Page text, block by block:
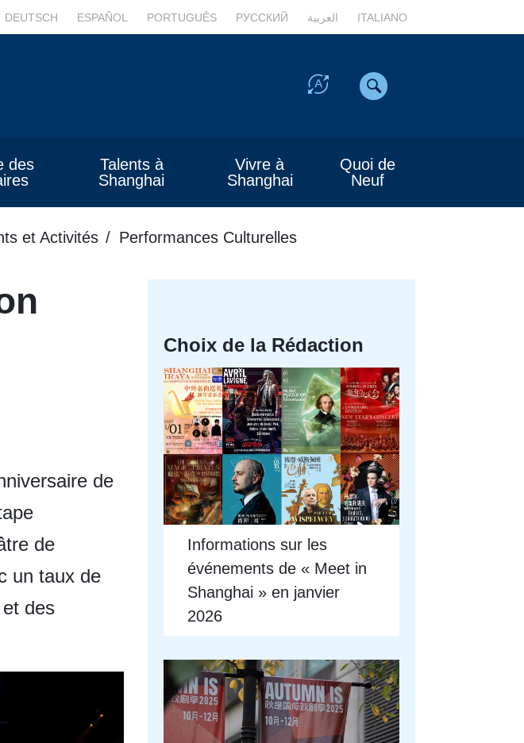
DEUTSCH ESPAÑOL PORTUGUÊS РУССКИЙ العربية ITALIANO
des
Talents à
Shanghai
Vivre à
Shanghai
Quoi de
Neuf
et Activités Performances Culturelles
de
de
un taux de
des
Choix de la Rédaction
Informations sur les
événements de « Meet in
Shanghai » en janvier
2026